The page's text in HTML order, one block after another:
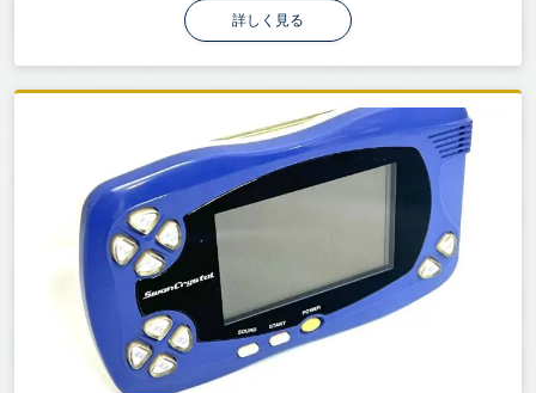
詳しく見る